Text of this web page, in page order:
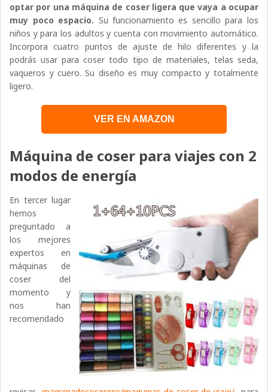
optar por una máquina de coser ligera que vaya a ocupar
muy poco espacio. Su funcionamiento es sencillo para los
niños y para los adultos y cuenta con movimiento automático.
Incorpora cuatro puntos de ajuste de hilo diferentes y la
podrás usar para coser todo tipo de materiales, telas seda,
vaqueros y cuero. Su diseño es muy compacto y totalmente
ligero.
VER EN AMAZON
Máquina de coser para viajes con 2
modos de energía
En tercer lugar
hemos
preguntado a
los mejores
expertos en
máquinas de
coser del
momento y
nos han
recomendado